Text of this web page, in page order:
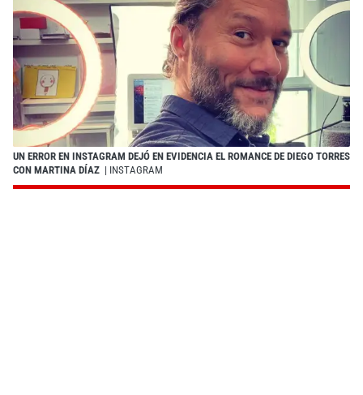
UN ERROR EN INSTAGRAM DEJÓ EN EVIDENCIA EL ROMANCE DE DIEGO TORRES
CON MARTINA DÍAZ | INSTAGRAM